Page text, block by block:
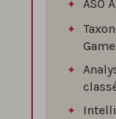
ASO